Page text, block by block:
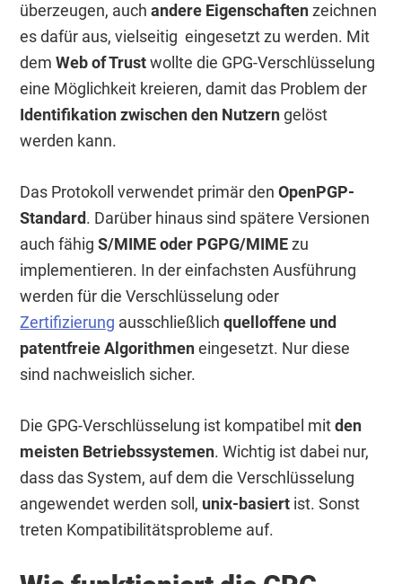
überzeugen, auchandere Eigenschaftenzeichnen
es dafür aus, vielseitig eingesetzt zu werden. Mit
demWeb of Trustwollte die GPG-Verschlüsselung
eine Möglichkeit kreieren, damit das Problem der
Identifikation zwischen den Nutzerngelöst
werden kann.
Das Protokoll verwendet primär den OpenPGP-
Standard. Darüber hinaus sind spätere Versionen
auch fähig S/MIME oder PGPG/MIMEzu
implementieren. In der einfachsten Ausführung
werden für die Verschlüsselung oder
Zertifizierung ausschließlichquelloffene und
patentfreie Algorithmeneingesetzt. Nur diese
sind nachweislich sicher.
Die GPG-Verschlüsselung ist kompatibel mitden
meisten Betriebssystemen. Wichtig ist dabei nur,
dass das System, auf dem die Verschlüsselung
angewendet werden soll, unix-basiert ist. Sonst
treten Kompatibilitätsprobleme auf.